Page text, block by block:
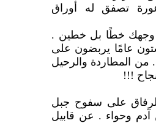
تصفق له أوراق
وجهك خطًا بل خطين .
عامًا يربضون على
من المطاردة والرحيل
!!!
على سفوح جبل
وحواء . عن قابيل